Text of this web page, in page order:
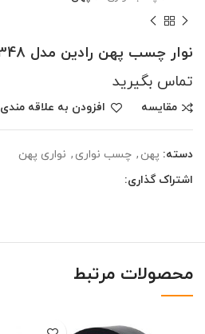
نوار چسب پهن رادین مدل 3348 عرض 48 میلی متر
تماس بگیرید
مقایسه افزودن به علاقه مندی
دسته: پهن , چسب نواری , نواری پهن
اشتراک گذاری:
محصولات مرتبط